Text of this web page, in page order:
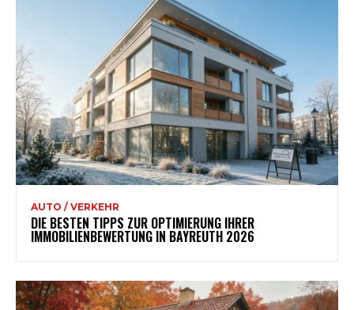
AUTO / VERKEHR
DIE BESTEN TIPPS ZUR OPTIMIERUNG IHRER
IMMOBILIENBEWERTUNG IN BAYREUTH 2026